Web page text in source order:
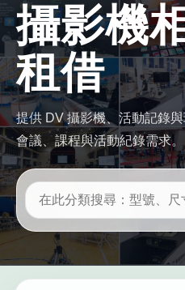
攝影機
租借
提供 DV 攝影機、活動記錄
會議、課程與活動紀錄需求。